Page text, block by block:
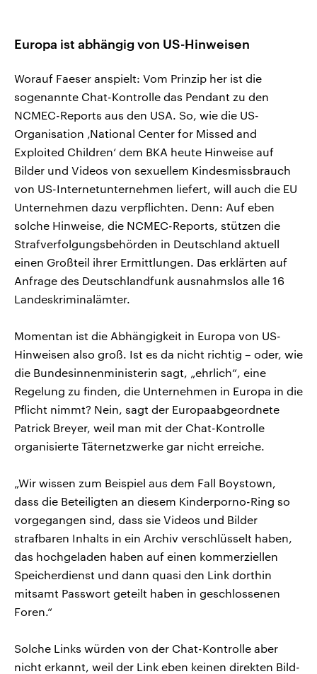
Europa ist abhängig von US-Hinweisen
Worauf Faeser anspielt: Vom Prinzip her ist die
sogenannte Chat-Kontrolle das Pendant zu den
NCMEC-Reports aus den USA. So, wie die US-
Organisation ‚National Center for Missed and
Exploited Children‘ dem BKA heute Hinweise auf
Bilder und Videos von sexuellem Kindesmissbrauch
von US-Internetunternehmen liefert, will auch die EU
Unternehmen dazu verpflichten. Denn: Auf eben
solche Hinweise, die NCMEC-Reports, stützen die
Strafverfolgungsbehörden in Deutschland aktuell
einen Großteil ihrer Ermittlungen. Das erklärten auf
Anfrage des Deutschlandfunk ausnahmslos alle 16
Landeskriminalämter.
Momentan ist die Abhängigkeit in Europa von US-
Hinweisen also groß. Ist es da nicht richtig – oder, wie
die Bundesinnenministerin sagt, „ehrlich“, eine
Regelung zu finden, die Unternehmen in Europa in die
Pflicht nimmt? Nein, sagt der Europaabgeordnete
Patrick Breyer, weil man mit der Chat-Kontrolle
organisierte Täternetzwerke gar nicht erreiche.
„Wir wissen zum Beispiel aus dem Fall Boystown,
dass die Beteiligten an diesem Kinderporno-Ring so
vorgegangen sind, dass sie Videos und Bilder
strafbaren Inhalts in ein Archiv verschlüsselt haben,
das hochgeladen haben auf einen kommerziellen
Speicherdienst und dann quasi den Link dorthin
mitsamt Passwort geteilt haben in geschlossenen
Foren.“
Solche Links würden von der Chat-Kontrolle aber
nicht erkannt, weil der Link eben keinen direkten Bild-